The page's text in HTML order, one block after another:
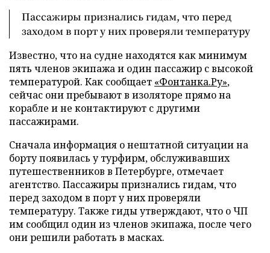
Пассажиры признались гидам, что перед
заходом в порт у них проверяли температуру
Известно, что на судне находятся как минимум
пять членов экипажа и один пассажир с высокой
температурой. Как сообщает «Фонтанка.Ру»,
сейчас они пребывают в изоляторе прямо на
корабле и не контактируют с другими
пассажирами.
Сначала информация о нештатной ситуации на
борту появилась у турфирм, обслуживавших
путешественников в Петербурге, отмечает
агентство. Пассажиры признались гидам, что
перед заходом в порт у них проверяли
температуру. Также гиды утверждают, что о ЧП
им сообщил один из членов экипажа, после чего
они решили работать в масках.